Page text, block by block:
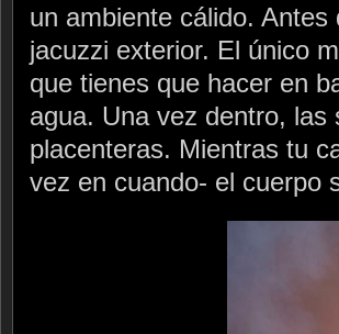
un ambiente cálido.
jacuzzi exterior. El único
que tienes que hacer en
agua. Una vez dentro,
placenteras. Mientras tu
vez en cuando- el cuerpo